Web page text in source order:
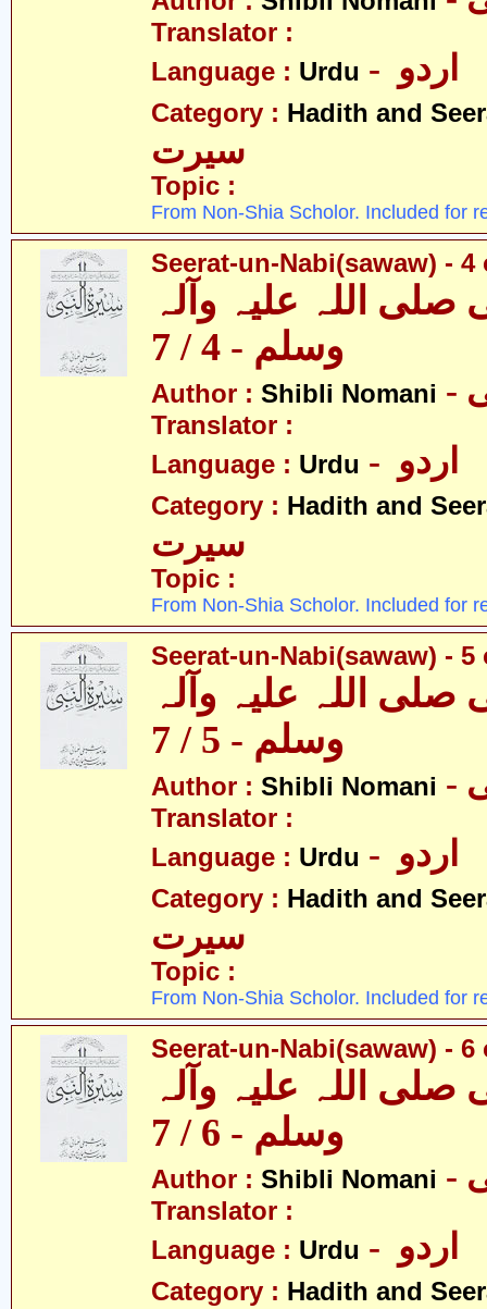
Translator :
Language : Urdu
Category : Hadith and
سیرت
Topic :
From Non-Shia Scholor. Included for
Seerat-un-Nabi(sawaw) - 4
صلی اللہ علیہ وآلہ
وسلم - 4 / 7
Author : Shibli Nomani
Translator :
Language : Urdu
Category : Hadith and
سیرت
Topic :
From Non-Shia Scholor. Included for
Seerat-un-Nabi(sawaw) - 5
صلی اللہ علیہ وآلہ
وسلم - 5 / 7
Author : Shibli Nomani
Translator :
Language : Urdu
Category : Hadith and
سیرت
Topic :
From Non-Shia Scholor. Included for
Seerat-un-Nabi(sawaw) - 6
صلی اللہ علیہ وآلہ
وسلم - 6 / 7
Author : Shibli Nomani
Translator :
Language : Urdu
Category : Hadith and